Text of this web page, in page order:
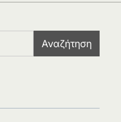
Αναζήτηση